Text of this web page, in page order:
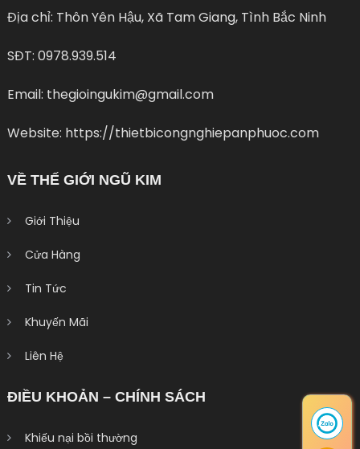
Địa chỉ: Thôn Yên Hậu, Xã Tam Giang, Tình Bắc Ninh
SĐT: 0978.939.514
Email: thegioingukim@gmail.com
Website: https://thietbicongnghiepanphuoc.com
VỀ THẾ GIỚI NGŨ KIM
Giới Thiệu
Cửa Hàng
Tin Tức
Khuyến Mãi
Liên Hệ
ĐIỀU KHOẢN – CHÍNH SÁCH
Khiếu nại bồi thường